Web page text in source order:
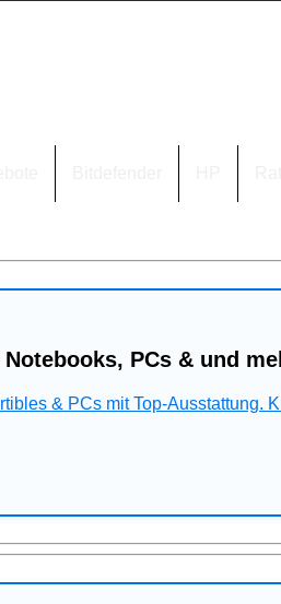
PCs & und
& PCs mit Top-Ausstattung.